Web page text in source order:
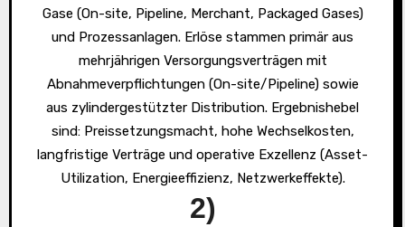
Gase (On-site, Pipeline, Merchant, Packaged Gases)
und Prozessanlagen. Erlöse stammen primär aus
mehrjährigen Versorgungsverträgen mit
Abnahmeverpflichtungen (On-site/Pipeline) sowie
aus zylindergestützter Distribution. Ergebnishebel
sind: Preissetzungsmacht, hohe Wechselkosten,
langfristige Verträge und operative Exzellenz (Asset-
Utilization, Energieeffizienz, Netzwerkeffekte).
2)